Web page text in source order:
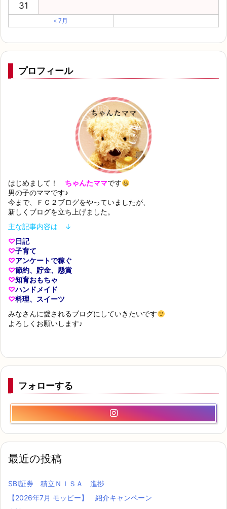
31
« 7月
プロフィール
はじめまして！ ちゃんたママです
男の子のママです♪
今まで、ＦＣ２ブログをやっていましたが、
新しくブログを立ち上げました。
主な記事内容は ↓
♡日記
♡子育て
♡アンケートで稼ぐ
♡節約、貯金、懸賞
♡知育おもちゃ
♡ハンドメイド
♡料理、スイーツ
みなさんに愛されるブログにしていきたいです
よろしくお願いします♪
フォローする
最近の投稿
SBI証券 積立ＮＩＳＡ 進捗
【2026年7月 モッピー】 紹介キャンペーン